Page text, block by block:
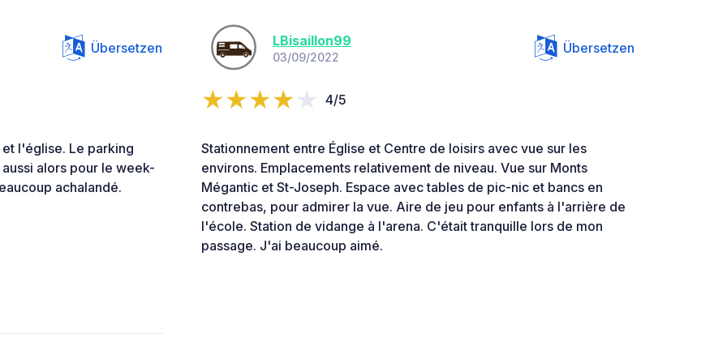
Übersetzen
l'église. Le parking
alors pour le week-
achalandé.
LBisaillon99
03/09/2022
Übersetzen
4/5
Stationnement entre Église et Centre de loisirs avec vue sur les
environs. Emplacements relativement de niveau. Vue sur Monts
Mégantic et St-Joseph. Espace avec tables de pic-nic et bancs en
contrebas, pour admirer la vue. Aire de jeu pour enfants à l'arrière de
l'école. Station de vidange à l'arena. C'était tranquille lors de mon
passage. J'ai beaucoup aimé.